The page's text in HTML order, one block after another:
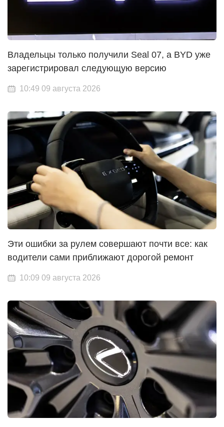
Владельцы только получили Seal 07, а BYD уже
зарегистрировал следующую версию
10:49 09 августа 2026
Эти ошибки за рулем совершают почти все: как
водители сами приближают дорогой ремонт
10:09 09 августа 2026